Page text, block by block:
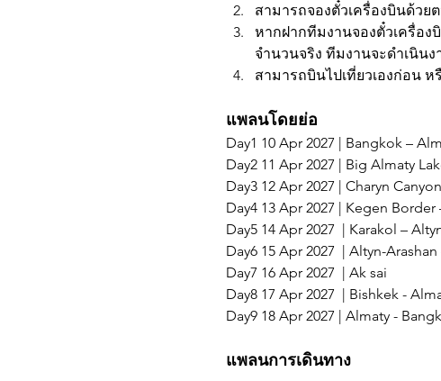
สามารถจองตั๋วเครื่องบินด้วย
หากฝากทีมงานจองตั๋วเครื่อง
จำนวนจริง ทีมงานจะดำเนินง
สามารถบินไปเที่ยวเองก่อน
แพลนโดยย่อ
Day1 10 Apr 2027 | Bangkok –
Day2 11 Apr 2027 | Big Almaty
Day3 12 Apr 2027 | Charyn
Day4 13 Apr 2027 | Kegen
Day5 14 Apr 2027  | Karakol –
Day6 15 Apr 2027  | Altyn-
Day7 16 Apr 2027  | Ak sai
Day8 17 Apr 2027  | Bishkek -
Day9 18 Apr 2027 | Almaty -
แพลนการเดินทาง